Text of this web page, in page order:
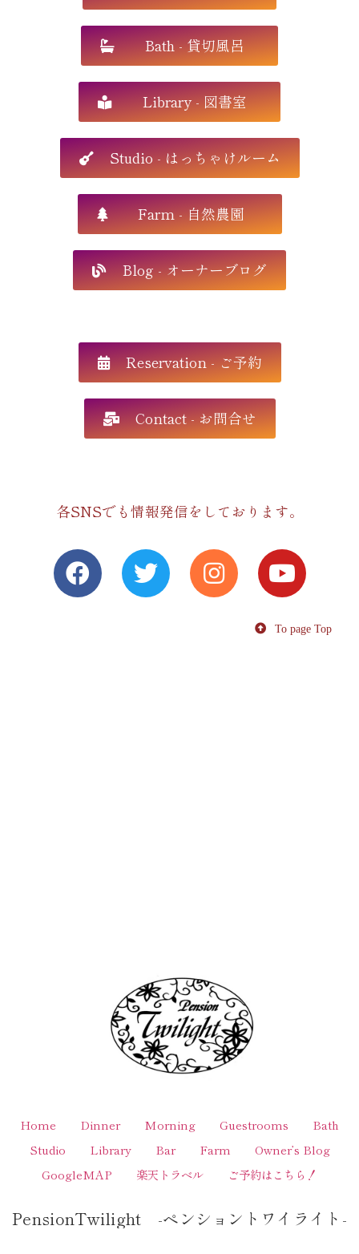
Bath - 貸切風呂
Library - 図書室
Studio - はっちゃけルーム
Farm - 自然農園
Blog - オーナーブログ
Reservation - ご予約
Contact - お問合せ
各SNSでも情報発信をしております。
To page Top
Home Dinner Morning Guestrooms
Bath
Studio
Library Bar Farm
Owner’s Blog
GoogleMAP
楽天トラベル ご予約はこちら！
PensionTwilight -ペンショントワイライト-